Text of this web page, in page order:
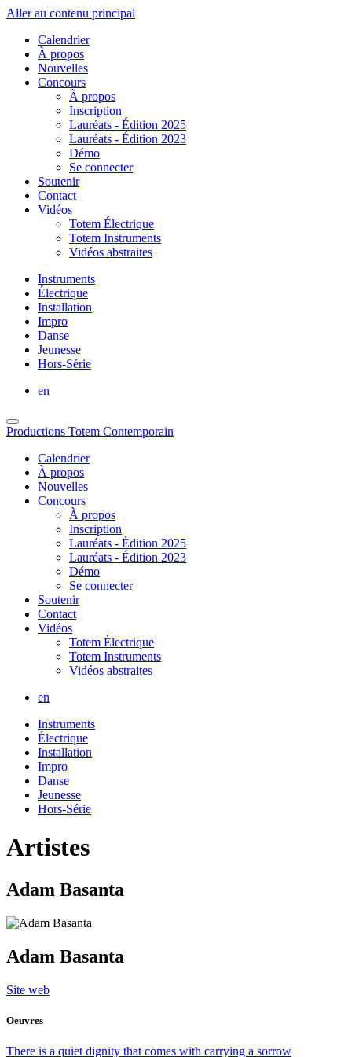
Aller au contenu principal
Calendrier
À propos
Nouvelles
Concours
À propos
Inscription
Lauréats - Édition 2025
Lauréats - Édition 2023
Démo
Se connecter
Soutenir
Contact
Vidéos
Totem Électrique
Totem Instruments
Vidéos abstraites
Instruments
Électrique
Installation
Impro
Danse
Jeunesse
Hors-Série
en
Productions Totem Contemporain
Calendrier
À propos
Nouvelles
Concours
À propos
Inscription
Lauréats - Édition 2025
Lauréats - Édition 2023
Démo
Se connecter
Soutenir
Contact
Vidéos
Totem Électrique
Totem Instruments
Vidéos abstraites
en
Instruments
Électrique
Installation
Impro
Danse
Jeunesse
Hors-Série
Artistes
Adam Basanta
Adam Basanta
Site web
Oeuvres
There is a quiet dignity that comes with carrying a sorrow